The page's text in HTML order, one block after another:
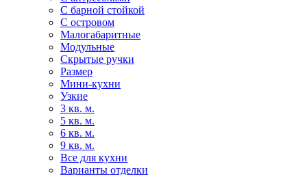
С барной стойкой
С островом
Малогабаритные
Модульные
Скрытые ручки
Размер
Мини-кухни
Узкие
3 кв. м.
5 кв. м.
6 кв. м.
9 кв. м.
Все для кухни
Варианты отделки